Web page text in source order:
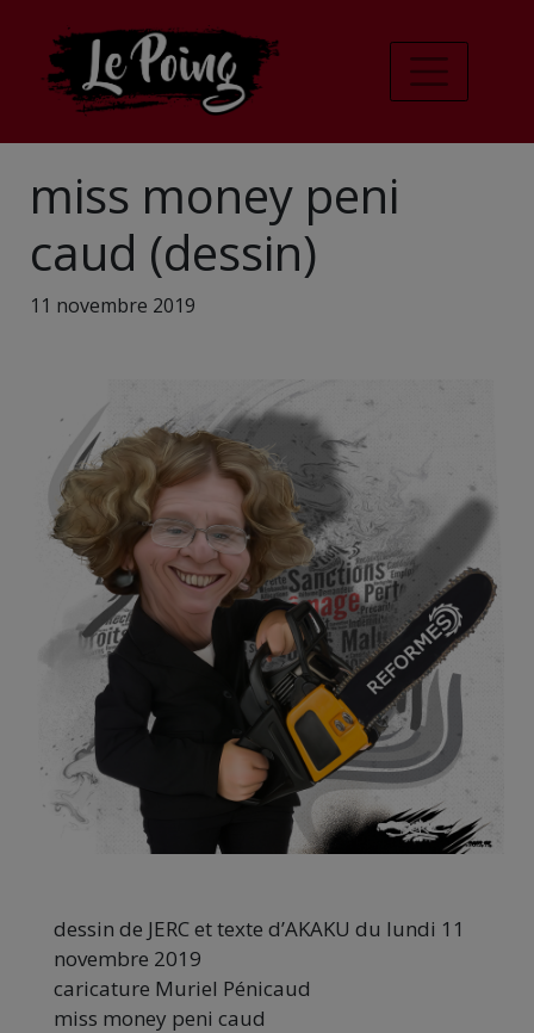
miss money peni
caud (dessin)
11 novembre 2019
dessin de JERC et texte d’AKAKU du lundi 11
novembre 2019
caricature Muriel Pénicaud
miss money peni caud